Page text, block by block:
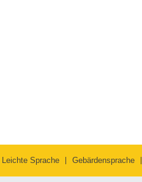
Leichte Sprache Gebärdensprache